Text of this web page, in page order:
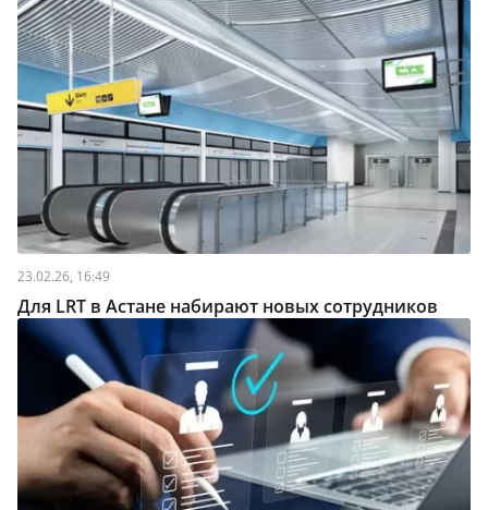
23.02.26, 16:49
Для LRT в Астане набирают новых сотрудников